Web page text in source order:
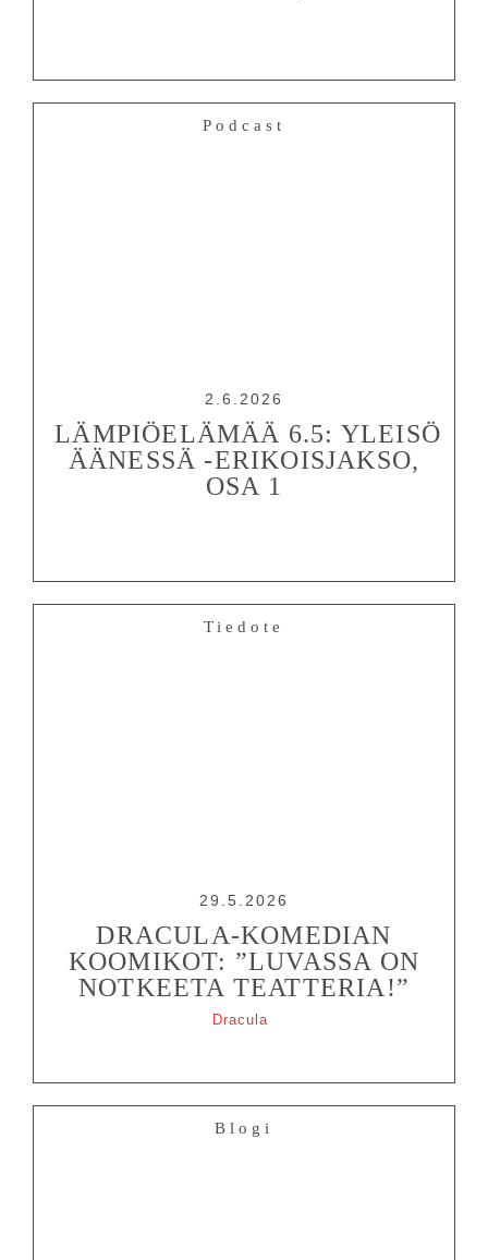
Podcast
2.6.2026
LÄMPIÖELÄMÄÄ 6.5: YLEISÖ
ÄÄNESSÄ -ERIKOISJAKSO,
OSA 1
Tiedote
29.5.2026
DRACULA-KOMEDIAN
KOOMIKOT: ”LUVASSA ON
NOTKEETA TEATTERIA!”
Dracula
Blogi